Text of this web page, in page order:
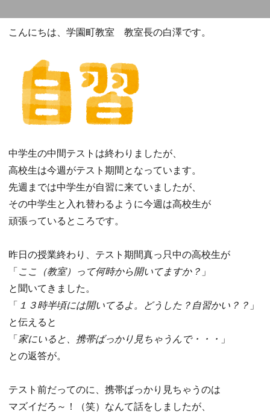
こんにちは、学園町教室 教室長の白澤です。
中学生の中間テストは終わりましたが、
高校生は今週がテスト期間となっています。
先週までは中学生が自習に来ていましたが、
その中学生と入れ替わるように今週は高校生が
頑張っているところです。
昨日の授業終わり、テスト期間真っ只中の高校生が
「 ここ（教室）って何時から開いてますか？ 」
と聞いてきました。
「
１３時半頃には開いてるよ。どうした？自習かい？？ 」
と伝えると
「 家にいると、携帯ばっかり見ちゃうんで・・・ 」
との返答が。
テスト前だってのに、携帯ばっかり見ちゃうのは
マズイだろ～！（笑）なんて話をしましたが、